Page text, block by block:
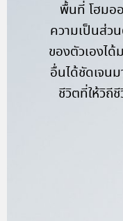
พื้นที่ โฮมอ
ความเป็นส่ว
ของตัวเองไ
อื่นได้ชัดเจน
ชีวิตที่ให้วิถี